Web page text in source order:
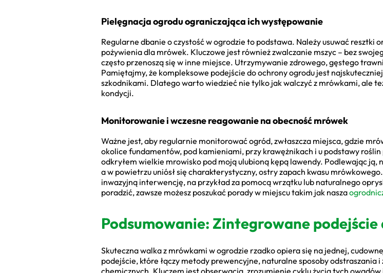
Pielęgnacja ogrodu ograniczająca ich występowanie
Regularne dbanie o czystość w ogrodzie to podstawa. Należy usuwać resztki
pożywienia dla mrówek. Kluczowe jest również zwalczanie mszyc – bez
często przenoszą się w inne miejsce. Utrzymywanie zdrowego, gęstego
Pamiętajmy, że kompleksowe podejście do ochrony ogrodu jest
szkodnikami. Dlatego warto wiedzieć nie tylko jak walczyć z mrówkami, ale
kondycji.
Monitorowanie i wczesne reagowanie na obecność mrówek
Ważne jest, aby regularnie monitorować ogród, zwłaszcza miejsca, gdzie
okolice fundamentów, pod kamieniami, przy krawężnikach i u podstawy
odkryłem wielkie mrowisko pod moją ulubioną kępą lawendy. Podlewając ją,
a w powietrzu uniósł się charakterystyczny, ostry zapach kwasu
inwazyjną interwencję, na przykład za pomocą wrzątku lub naturalnego
poradzić, zawsze możesz poszukać porady w miejscu takim jak nasza
Podsumowanie: Zintegrowane
Skuteczna walka z mrówkami w ogrodzie rzadko opiera się na jednej,
podejście, które łączy metody prewencyjne, naturalne sposoby odstraszania